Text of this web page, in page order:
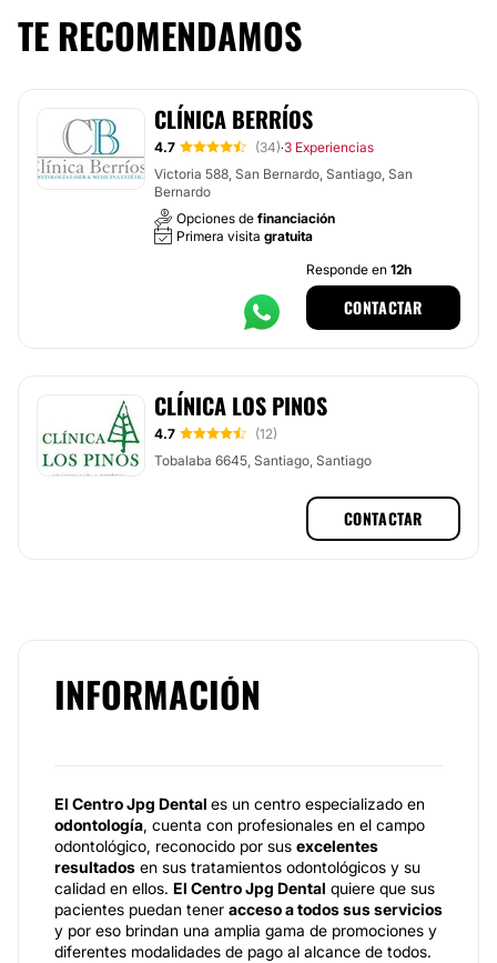
TE RECOMENDAMOS
CLÍNICA BERRÍOS
4.7 (34)·3 Experiencias
Victoria 588, San Bernardo, Santiago, San
Bernardo
Opciones de financiación
Primera visita gratuita
Responde en 12h
CONTACTAR
CLÍNICA LOS PINOS
4.7
(12)
Tobalaba 6645, Santiago, Santiago
CONTACTAR
INFORMACIÓN
El Centro Jpg Dental es un centro especializado en
odontología, cuenta con profesionales en el campo
odontológico, reconocido por sus excelentes
resultados en sus tratamientos odontológicos y su
calidad en ellos. El Centro Jpg Dental quiere que sus
pacientes puedan tener acceso a todos sus servicios
y por eso brindan una amplia gama de promociones y
diferentes modalidades de pago al alcance de todos.